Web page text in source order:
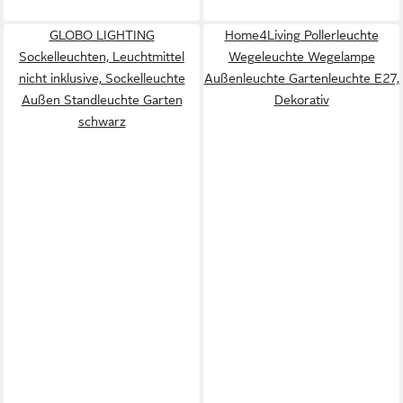
GLOBO LIGHTING
Sockelleuchten, Leuchtmittel
nicht inklusive, Sockelleuchte
Außen Standleuchte Garten
schwarz
Home4Living Pollerleuchte
Wegeleuchte Wegelampe
Außenleuchte Gartenleuchte E27,
Dekorativ